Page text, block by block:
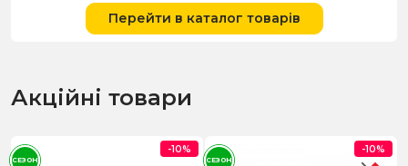
Перейти в каталог товарів
Акційні товари
-10%
СЕЗОН
-10%
СЕЗОН